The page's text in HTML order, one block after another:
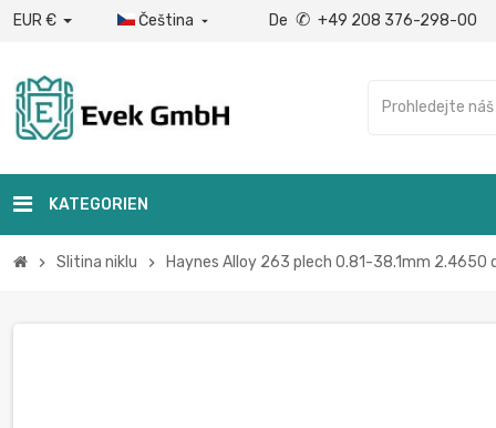
EUR € Čeština  De ✆ +49 208 376-298-00
KATEGORIEN
chevron_right Slitina niklu chevron_right Haynes Alloy 263 plech 0.81-38.1mm